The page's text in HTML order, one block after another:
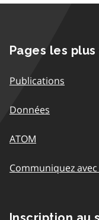
Pages les
Publications
Données
ATOM
Communiquez